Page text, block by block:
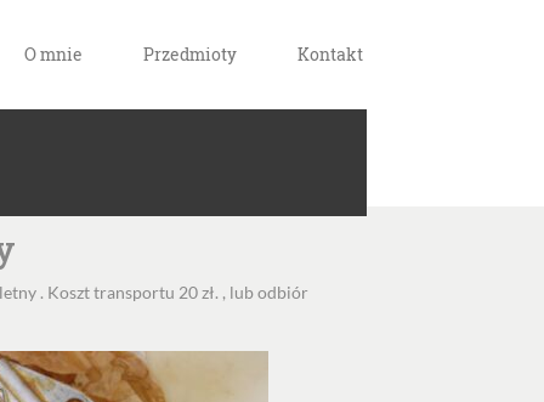
O mnie Przedmioty Kontakt
. Koszt transportu 20 zł. , lub odbiór